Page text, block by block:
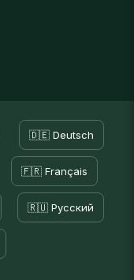
🇩🇪 Deutsch
🇫🇷 Français
🇷🇺 Русский